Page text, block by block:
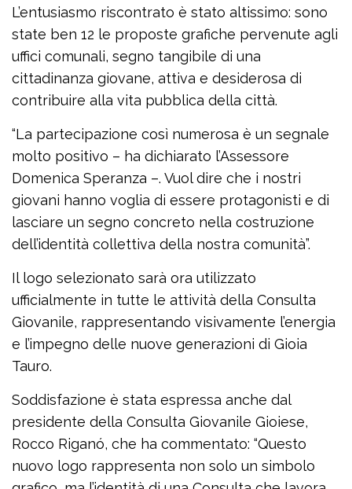
L’entusiasmo riscontrato è stato altissimo: sono
state ben 12 le proposte grafiche pervenute agli
uffici comunali, segno tangibile di una
cittadinanza giovane, attiva e desiderosa di
contribuire alla vita pubblica della città.
“La partecipazione così numerosa è un segnale
molto positivo – ha dichiarato l’Assessore
Domenica Speranza –. Vuol dire che i nostri
giovani hanno voglia di essere protagonisti e di
lasciare un segno concreto nella costruzione
dell’identità collettiva della nostra comunità”.
Il logo selezionato sarà ora utilizzato
ufficialmente in tutte le attività della Consulta
Giovanile, rappresentando visivamente l’energia
e l’impegno delle nuove generazioni di Gioia
Tauro.
Soddisfazione è stata espressa anche dal
presidente della Consulta Giovanile Gioiese,
Rocco Riganó, che ha commentato: “Questo
nuovo logo rappresenta non solo un simbolo